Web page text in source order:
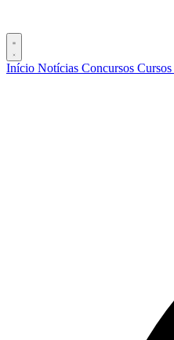
Início Notícias Concursos Cursos